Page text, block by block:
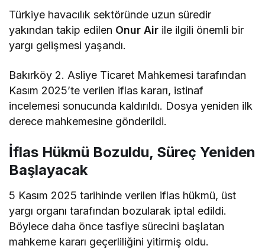
Türkiye havacılık sektöründe uzun süredir
yakından takip edilen Onur Air ile ilgili önemli bir
yargı gelişmesi yaşandı.
Bakırköy 2. Asliye Ticaret Mahkemesi tarafından
Kasım 2025’te verilen iflas kararı, istinaf
incelemesi sonucunda kaldırıldı. Dosya yeniden ilk
derece mahkemesine gönderildi.
İflas Hükmü Bozuldu, Süreç Yeniden
Başlayacak
5 Kasım 2025 tarihinde verilen iflas hükmü, üst
yargı organı tarafından bozularak iptal edildi.
Böylece daha önce tasfiye sürecini başlatan
mahkeme kararı geçerliliğini yitirmiş oldu.